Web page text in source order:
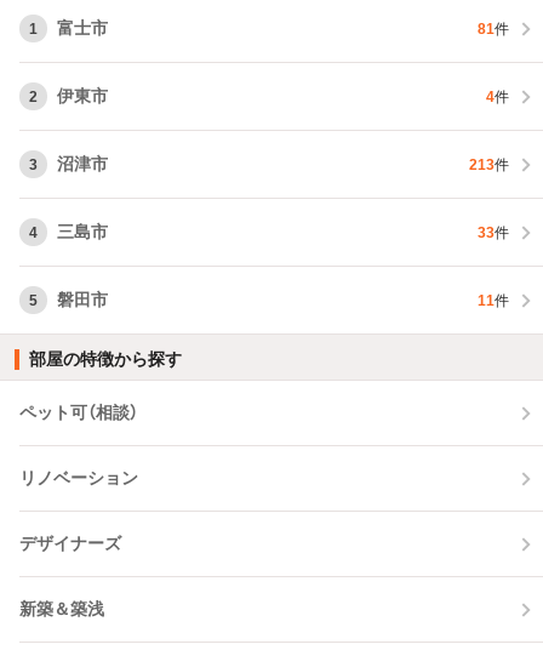
1 富士市 81件
2 伊東市 4件
3 沼津市 213件
4 三島市 33件
5 磐田市 11件
部屋の特徴から探す
ペット可（相談）
リノベーション
デザイナーズ
新築＆築浅